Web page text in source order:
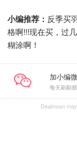
小编推荐： 反季买
格啊!!!现在买，过
糊涂啊！
加小编
每天刷刷
Dealmoon